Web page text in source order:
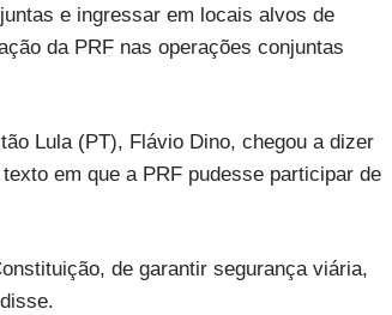
e ingressar em locais alvos de
da PRF nas operações conjuntas
Lula (PT), Flávio Dino, chegou a dizer
em que a PRF pudesse participar de
de garantir segurança viária,